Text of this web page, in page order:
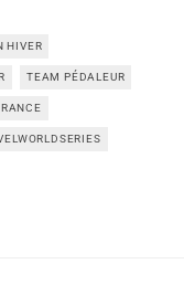
HIVER
TEAM PÉDALEUR